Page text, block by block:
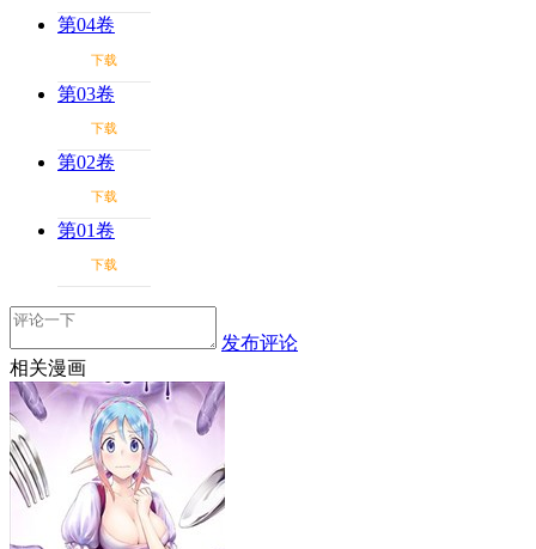
第04卷
下载
第03卷
下载
第02卷
下载
第01卷
下载
发布评论
相关漫画